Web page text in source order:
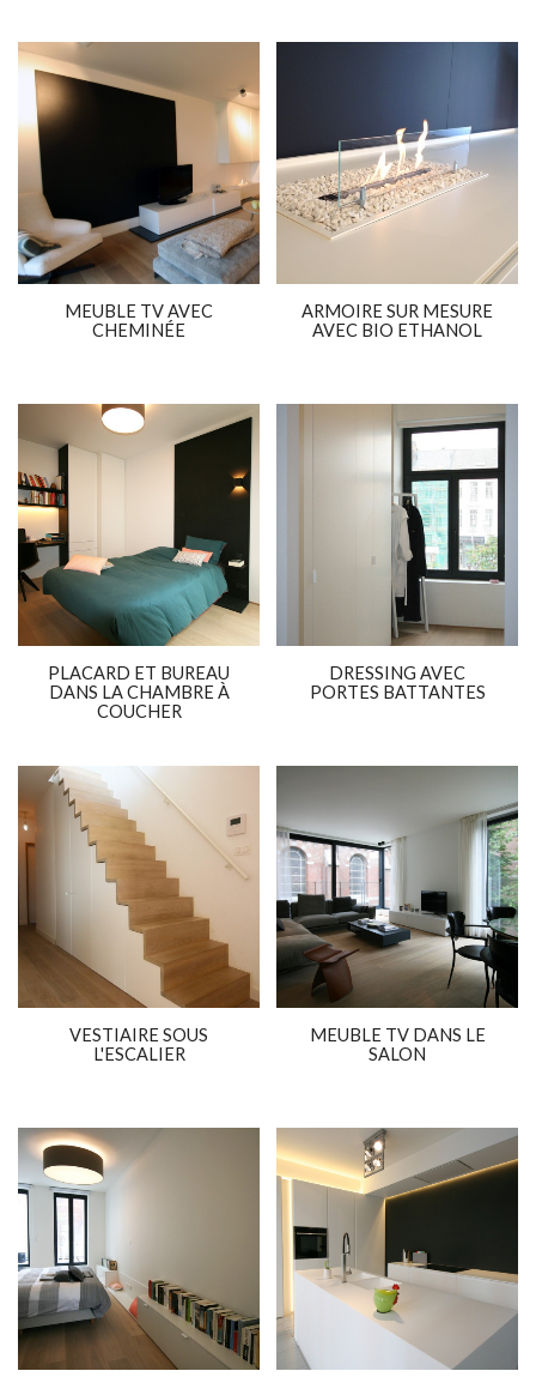
MEUBLE TV AVEC
CHEMINÉE
ARMOIRE SUR MESURE
AVEC BIO ETHANOL
PLACARD ET BUREAU
DANS LA CHAMBRE À
COUCHER
DRESSING AVEC
PORTES BATTANTES
VESTIAIRE SOUS
L'ESCALIER
MEUBLE TV DANS LE
SALON